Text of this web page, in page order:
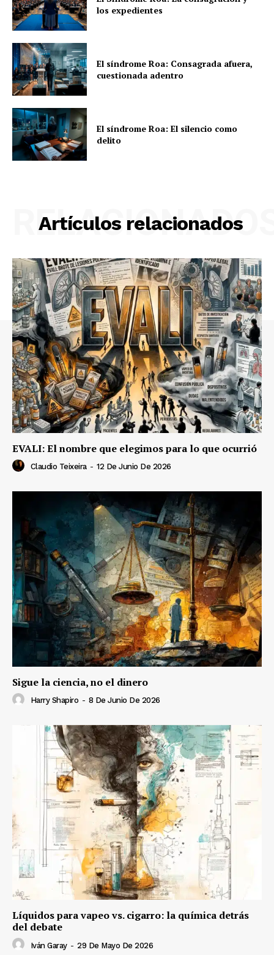
los expedientes
El síndrome Roa: Consagrada afuera,
cuestionada adentro
El síndrome Roa: El silencio como
delito
Artículos relacionados
EVALI: El nombre que elegimos para lo que ocurrió
Claudio Teixeira - 12 De Junio De 2026
Sigue la ciencia, no el dinero
Harry Shapiro - 8 De Junio De 2026
Líquidos para vapeo vs. cigarro: la química detrás
del debate
Iván Garay - 29 De Mayo De 2026